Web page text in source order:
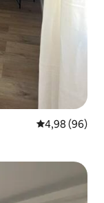
Évaluation
4,98 (96)